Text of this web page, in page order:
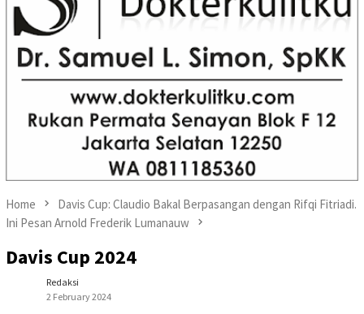
Home
Davis Cup: Claudio Bakal Berpasangan dengan Rifqi Fitriadi.
Ini Pesan Arnold Frederik Lumanauw
Davis Cup 2024
Redaksi
2 February 2024